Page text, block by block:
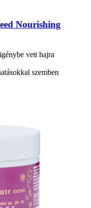
Nourishing
vett hajra
szemben